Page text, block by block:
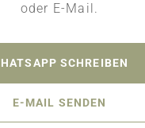
oder E-Mail.
SCHREIBEN
E-MAIL SENDEN